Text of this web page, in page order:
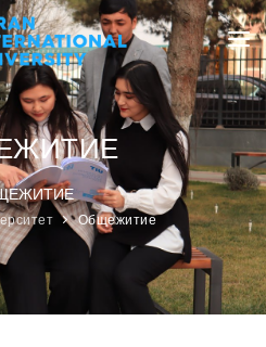
Общежитие